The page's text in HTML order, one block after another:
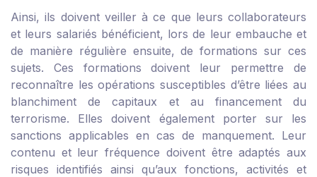
Ainsi, ils doivent veiller à ce que leurs collaborateurs
et leurs salariés bénéficient, lors de leur embauche et
de manière régulière ensuite, de formations sur ces
sujets. Ces formations doivent leur permettre de
reconnaître les opérations susceptibles d’être liées au
blanchiment de capitaux et au financement du
terrorisme. Elles doivent également porter sur les
sanctions applicables en cas de manquement. Leur
contenu et leur fréquence doivent être adaptés aux
risques identifiés ainsi qu’aux fonctions, activités et